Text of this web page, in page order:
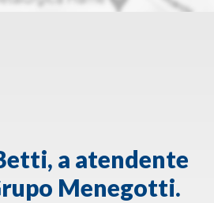
a atendente
Menegotti.